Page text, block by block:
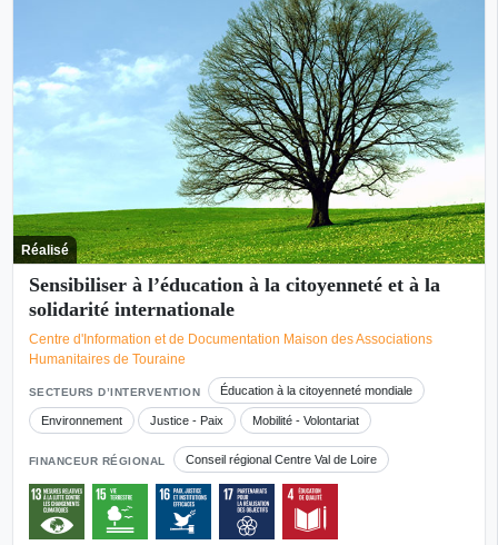
Réalisé
Sensibiliser à l’éducation à la citoyenneté et à la
solidarité internationale
Centre d'Information et de Documentation Maison des Associations
Humanitaires de Touraine
SECTEURS D’INTERVENTION Éducation à la citoyenneté mondiale
Environnement Justice - Paix Mobilité - Volontariat
FINANCEUR RÉGIONAL Conseil régional Centre Val de Loire